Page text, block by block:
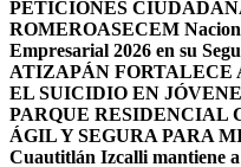
PETICIONES
ROMEROASECEM
Empresarial 2026 en su
ATIZAPÁN FORTALECE
EL SUICIDIO EN
PARQUE RESIDENCIAL
ÁGIL Y SEGURA PARA
Cuautitlán Izcalli mantiene